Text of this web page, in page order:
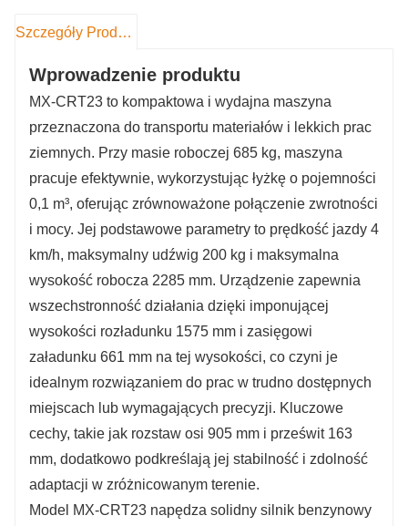
Szczegóły Produktu
Wprowadzenie produktu
MX-CRT23 to kompaktowa i wydajna maszyna
przeznaczona do transportu materiałów i lekkich prac
ziemnych. Przy masie roboczej 685 kg, maszyna
pracuje efektywnie, wykorzystując łyżkę o pojemności
0,1 m³, oferując zrównoważone połączenie zwrotności
i mocy. Jej podstawowe parametry to prędkość jazdy 4
km/h, maksymalny udźwig 200 kg i maksymalna
wysokość robocza 2285 mm. Urządzenie zapewnia
wszechstronność działania dzięki imponującej
wysokości rozładunku 1575 mm i zasięgowi
załadunku 661 mm na tej wysokości, co czyni je
idealnym rozwiązaniem do prac w trudno dostępnych
miejscach lub wymagających precyzji. Kluczowe
cechy, takie jak rozstaw osi 905 mm i prześwit 163
mm, dodatkowo podkreślają jej stabilność i zdolność
adaptacji w zróżnicowanym terenie.
Model MX-CRT23 napędza solidny silnik benzynowy